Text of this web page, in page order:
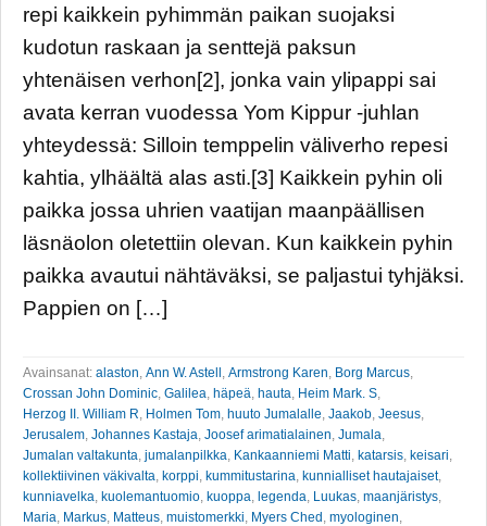
repi kaikkein pyhimmän paikan suojaksi
kudotun raskaan ja senttejä paksun
yhtenäisen verhon[2], jonka vain ylipappi sai
avata kerran vuodessa Yom Kippur -juhlan
yhteydessä: Silloin temppelin väliverho repesi
kahtia, ylhäältä alas asti.[3] Kaikkein pyhin oli
paikka jossa uhrien vaatijan maanpäällisen
läsnäolon oletettiin olevan. Kun kaikkein pyhin
paikka avautui nähtäväksi, se paljastui tyhjäksi.
Pappien on […]
Avainsanat: alaston Ann W. Astell Armstrong Karen Borg Marcus
Crossan John Dominic Galilea häpeä hauta Heim Mark. S
Herzog II. William R Holmen Tom huuto Jumalalle Jaakob Jeesus
Jerusalem Johannes Kastaja Joosef arimatialainen Jumala
Jumalan valtakunta jumalanpilkka Kankaanniemi Matti katarsis keisari
kollektiivinen väkivalta korppi kummitustarina kunnialliset hautajaiset,
kunniavelka kuolemantuomio kuoppa legenda Luukas maanjäristys
Maria Markus Matteus muistomerkki Myers Ched myologinen